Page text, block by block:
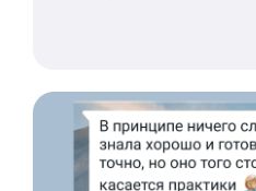
Повышение квалификации
Со средним образованием
С высшим образованием